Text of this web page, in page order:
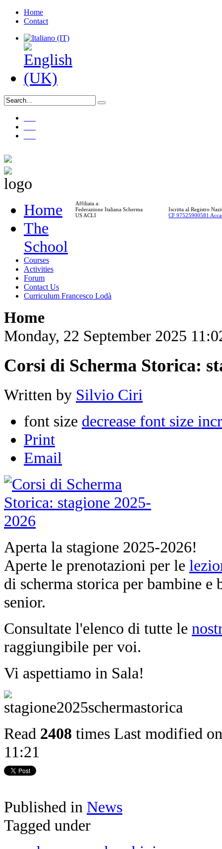
Home
Contact
Affiliata a:
Federazione Italiana Scherma
US ACLI
Iscritta al Registro
CF 97525900581
Home
The
School
Courses
Activities
Forum
Contact Us
Curriculum Francesco Lodà
Home
Monday, 22 September 2025
Corsi di Scherma Storica:
Written by Silvio Ciri
font size decrease font size
Print
Email
Aperta la stagione 2025-2026!
Aperte le prenotazioni per le
di scherma storica per bambine e
senior.
Consultate l'elenco di tutte le
raggiungibile per voi.
Vi aspettiamo in Sala!
Read 2408 times Last modified
11:21
Published in News
Tagged under